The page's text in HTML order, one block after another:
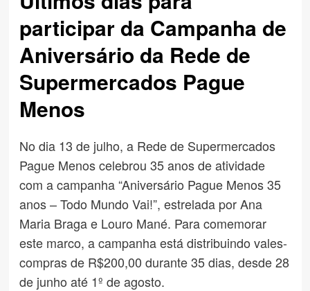
participar da Campanha de
Aniversário da Rede de
Supermercados Pague
Menos
No dia 13 de julho, a Rede de Supermercados
Pague Menos celebrou 35 anos de atividade
com a campanha “Aniversário Pague Menos 35
anos – Todo Mundo Vai!”, estrelada por Ana
Maria Braga e Louro Mané. Para comemorar
este marco, a campanha está distribuindo vales-
compras de R$200,00 durante 35 dias, desde 28
de junho até 1º de agosto.